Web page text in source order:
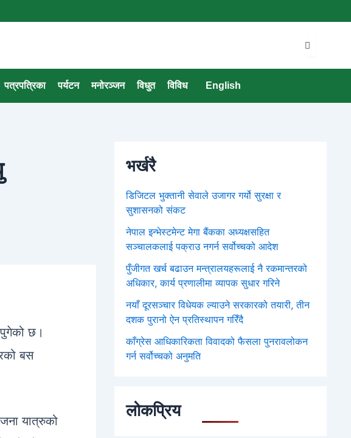
पत्रपत्रिका पर्यटन मनोरञ्जन विधुत विविध English
छ।
बस
यात्रुको
भर्खरै
डिजिटल भुक्तानी सेवाले उजागर गर्यो सुरक्षा र
सुशासनको संकट
नेपाल इन्भेस्टमेन्ट मेगा बैंकका अध्यक्षसहित
सञ्चालकलाई पक्राउ नगर्न सर्वोच्चको आदेश
पुँजीगत खर्च बढाउन मन्त्रालयहरूलाई नै रकमान्तरको
अधिकार, कार्य प्रणालीमा व्यापक सुधार गरिने
नयाँ दूरसञ्चार विधेयक ल्याउने सरकारको तयारी, तीन
दशक पुरानो ऐन प्रतिस्थापन गरिँदै
काँग्रेस आधिकारिकता विवादको फैसला पुनरावलोकन
गर्न सर्वोच्चको अनुमति
लोकप्रिय